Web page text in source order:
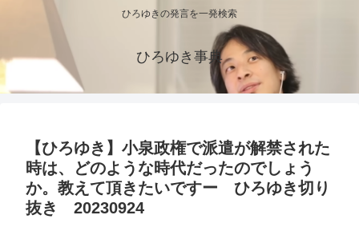
ひろゆきの発言を一発検索
ひろゆき事典
【ひろゆき】小泉政権で派遣が解禁された
時は、どのような時代だったのでしょう
か。教えて頂きたいですー ひろゆき切り
抜き 20230924